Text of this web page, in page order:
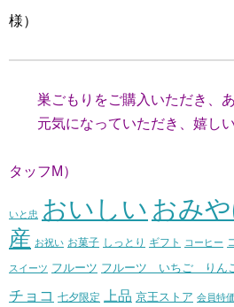
様）
巣ごもりをご購入いただき、
元気になっていただき、嬉
（
タッフM）
いと忠 おいしい おみ
産 お祝い お菓子 しっとり ギフト コーヒー
スイーツ フルーツ フルーツ いちご りん
チョコ 七夕限定 上品 京王ストア 会員特価